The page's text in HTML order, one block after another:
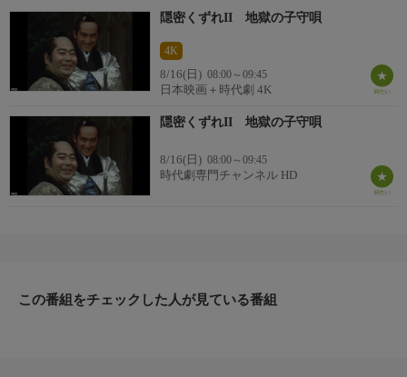
そこに現れた男装の女剣士（志穂美悦子）に助けられ、田之倉一
家は、日吉に向かう。五介は、三蔵を牢から救い出し、ふたりは
さらに大金を手にするため、巡見使一行をコロリにかかったと騙
ころ、人吉藩は、藩主の病気にかこつけ、次席家老の伊集院帯刀
（成田三樹夫）が藩政を我がものにしようと暗躍していた。
番組詳細
実は大吉は藩主の御落胤であり、女剣士は、伊集院から藩を守ろ
隠密くずれII 地獄の子守唄
4K
8/16(日) 08:00～09:45
日本映画＋時代劇 4K
隠密くずれII 地獄の子守唄
8/16(日) 08:00～09:45
時代劇専門チャンネル HD
この番組をチェックした人が見ている番組